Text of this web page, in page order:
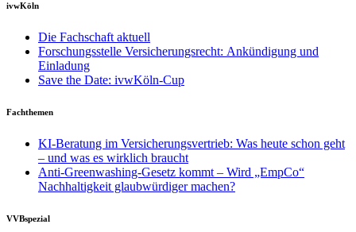
ivwKöln
Die Fachschaft aktuell
Forschungsstelle Versicherungsrecht: Ankündigung und
Einladung
Save the Date: ivwKöln-Cup
Fachthemen
KI-Beratung im Versicherungsvertrieb: Was heute schon geht
– und was es wirklich braucht
Anti-Greenwashing-Gesetz kommt – Wird „EmpCo“
Nachhaltigkeit glaubwürdiger machen?
VVBspezial